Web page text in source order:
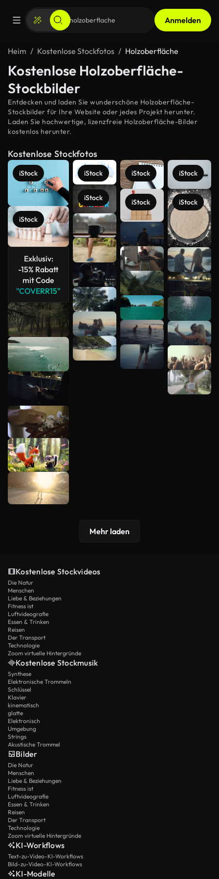
Anmelden
Heim Kostenlose Stockfotos Holzoberfläche
Kostenlose Holzoberfläche-
Stockbilder
Entdecken und laden Sie wunderschöne Holzoberfläche-
Stockbilder für Ihre Website oder jedes Projekt herunter.
Laden Sie hochwertige, lizenzfreie Holzoberfläche-Bilder
kostenlos herunter.
Kostenlose Stockfotos
iStock
iStock
Exklusiv:
-15% Rabatt
mit Code
"COVERR15"
iStock
iStock
iStock
iStock
iStock
iStock
Mehr
anzeigen
Mehr laden
Kostenlose Stockvideos
Die Natur
Menschen
Liebe & Beziehungen
Fitness ist
Luftvideografie
Essen & Trinken
Reisen
Der Transport
Technologie
Zoom virtuelle Hintergründe
Kostenlose Stockmusik
Synthese
Elektronische Trommeln
Schlüssel
Klavier
kinematisch
glatte
Elektronisch
Umgebung
Strings
Akustische Trommel
Bilder
Die Natur
Menschen
Liebe & Beziehungen
Fitness ist
Luftvideografie
Essen & Trinken
Reisen
Der Transport
Technologie
Zoom virtuelle Hintergründe
KI-Workflows
Text-zu-Video-KI-Workflows
Bild-zu-Video-KI-Workflows
KI-Modelle